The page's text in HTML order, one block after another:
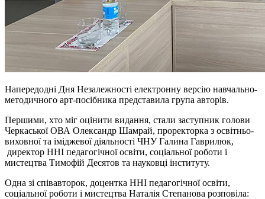
Напередодні Дня Незалежності електронну версію навчально-
методичного арт-посібника представила група авторів.
Першими, хто міг оцінити видання, стали заступник голови
Черкаської ОВА Олександр Шамрай, проректорка з освітньо-
виховної та іміджевої діяльності ЧНУ Галина Гаврилюк,
директор ННІ педагогічної освіти, соціальної роботи і
мистецтва Тимофій Десятов та науковці інституту.
Одна зі співавторок, доцентка ННІ педагогічної освіти,
соціальної роботи і мистецтва Наталія Степанова розповіла: